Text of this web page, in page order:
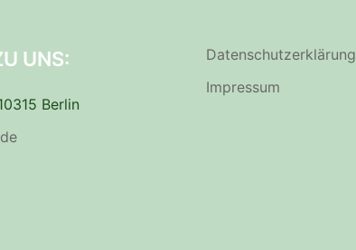
UNS:
Berlin
Datenschutzerklärung
Impressum